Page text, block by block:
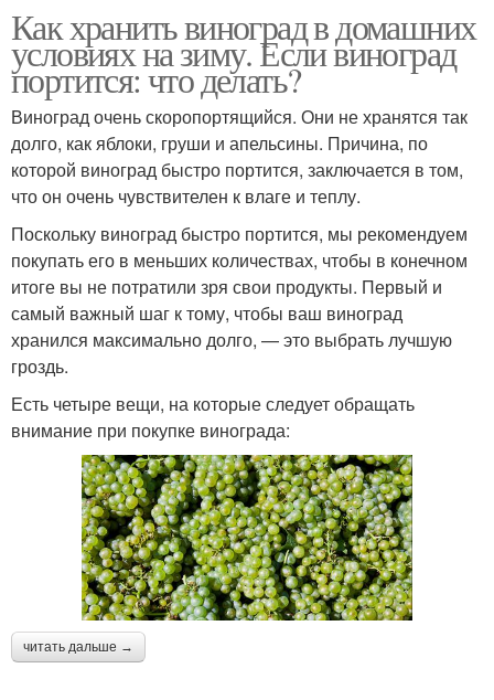
Как хранить виноград в домашних
условиях на зиму. Если виноград
портится: что делать?
Виноград очень скоропортящийся. Они не хранятся так
долго, как яблоки, груши и апельсины. Причина, по
которой виноград быстро портится, заключается в том,
что он очень чувствителен к влаге и теплу.
Поскольку виноград быстро портится, мы рекомендуем
покупать его в меньших количествах, чтобы в конечном
итоге вы не потратили зря свои продукты. Первый и
самый важный шаг к тому, чтобы ваш виноград
хранился максимально долго, — это выбрать лучшую
гроздь.
Есть четыре вещи, на которые следует обращать
внимание при покупке винограда:
читать дальше →